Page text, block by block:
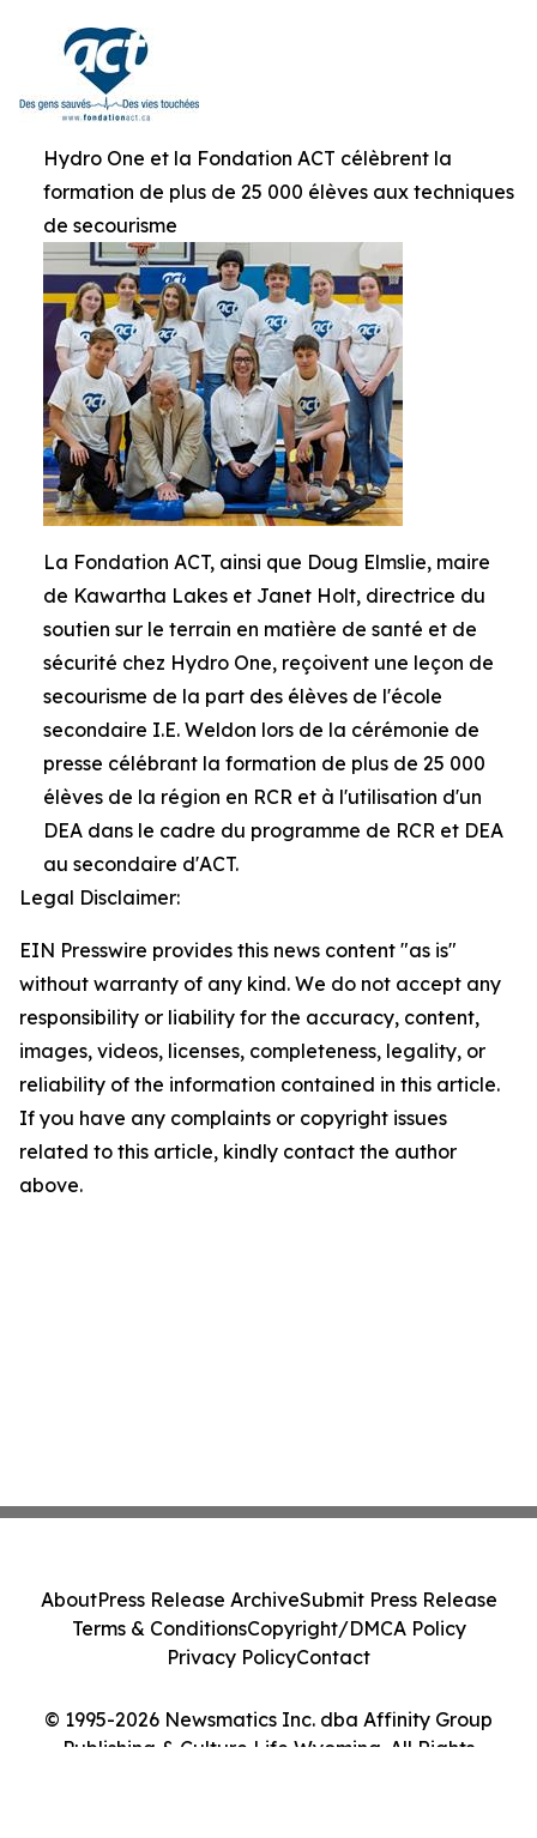
Hydro One et la Fondation ACT célèbrent la
formation de plus de 25 000 élèves aux techniques
de secourisme
La Fondation ACT, ainsi que Doug Elmslie, maire
de Kawartha Lakes et Janet Holt, directrice du
soutien sur le terrain en matière de santé et de
sécurité chez Hydro One, reçoivent une leçon de
secourisme de la part des élèves de l'école
secondaire I.E. Weldon lors de la cérémonie de
presse célébrant la formation de plus de 25 000
élèves de la région en RCR et à l'utilisation d'un
DEA dans le cadre du programme de RCR et DEA
au secondaire d'ACT.
Legal Disclaimer:
EIN Presswire provides this news content "as is"
without warranty of any kind. We do not accept any
responsibility or liability for the accuracy, content,
images, videos, licenses, completeness, legality, or
reliability of the information contained in this article.
If you have any complaints or copyright issues
related to this article, kindly contact the author
above.
© 1995-2026 Newsmatics Inc. dba Affinity Group
Publishing & Culture Life Wyoming. All Rights
AboutPress Release ArchiveSubmit Press Release
Terms & ConditionsCopyright/DMCA Policy
Privacy PolicyContact